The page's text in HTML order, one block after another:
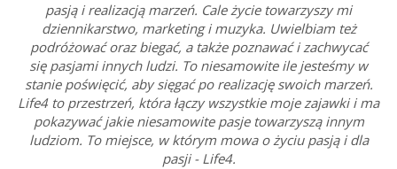
pasją i realizacją marzeń. Cale życie towarzyszy mi
dziennikarstwo, marketing i muzyka. Uwielbiam też
podróżować oraz biegać, a także poznawać i zachwycać
się pasjami innych ludzi. To niesamowite ile jesteśmy w
stanie poświęcić, aby sięgać po realizację swoich marzeń.
Life4 to przestrzeń, która łączy wszystkie moje zajawki i ma
pokazywać jakie niesamowite pasje towarzyszą innym
ludziom. To miejsce, w którym mowa o życiu pasją i dla
pasji - Life4.